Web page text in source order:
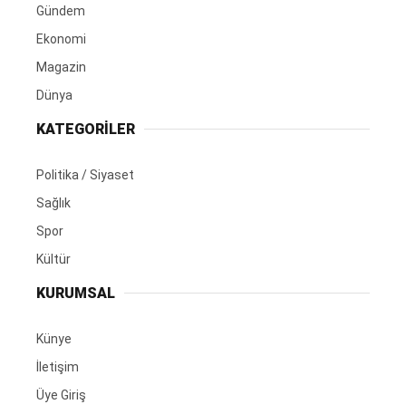
Gündem
Ekonomi
Magazin
Dünya
KATEGORİLER
Politika / Siyaset
Sağlık
Spor
Kültür
KURUMSAL
Künye
İletişim
Üye Giriş